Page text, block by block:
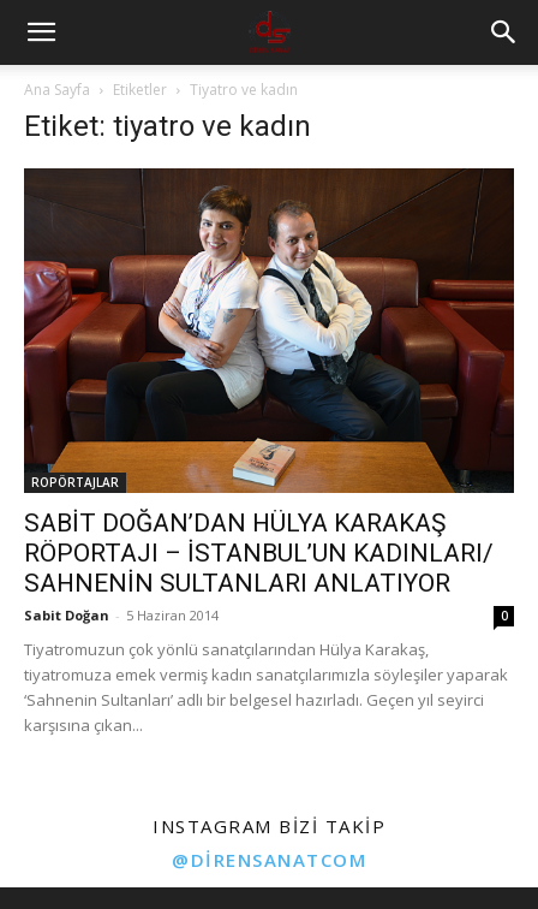
Ana Sayfa Etiketler Tiyatro ve kadın
Etiket: tiyatro ve kadın
ROPÖRTAJLAR
SABİT DOĞAN’DAN HÜLYA KARAKAŞ
RÖPORTAJI – İSTANBUL’UN KADINLARI/
SAHNENİN SULTANLARI ANLATIYOR
Sabit Doğan - 5 Haziran 2014 0
Tiyatromuzun çok yönlü sanatçılarından Hülya Karakaş,
tiyatromuza emek vermiş kadın sanatçılarımızla söyleşiler yaparak
‘Sahnenin Sultanları’ adlı bir belgesel hazırladı. Geçen yıl seyirci
karşısına çıkan...
INSTAGRAM BIZI TAKIP
@DIRENSANATCOM